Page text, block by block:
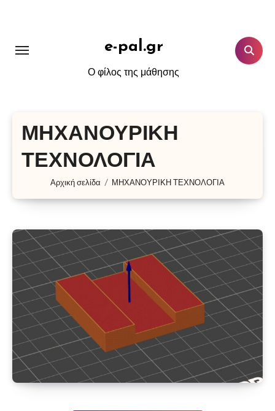
e-pal.gr
Ο φίλος της μάθησης
ΜΗΧΑΝΟΥΡΙΚΗ
ΤΕΧΝΟΛΟΓΙΑ
Αρχική σελίδα ΜΗΧΑΝΟΥΡΙΚΗ ΤΕΧΝΟΛΟΓΙΑ